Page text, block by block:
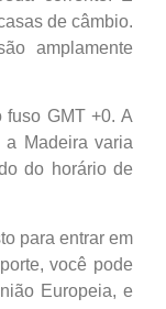
de câmbio.
amplamente
GMT +0. A
Madeira varia
do horário de
para entrar em
você pode
Europeia, e